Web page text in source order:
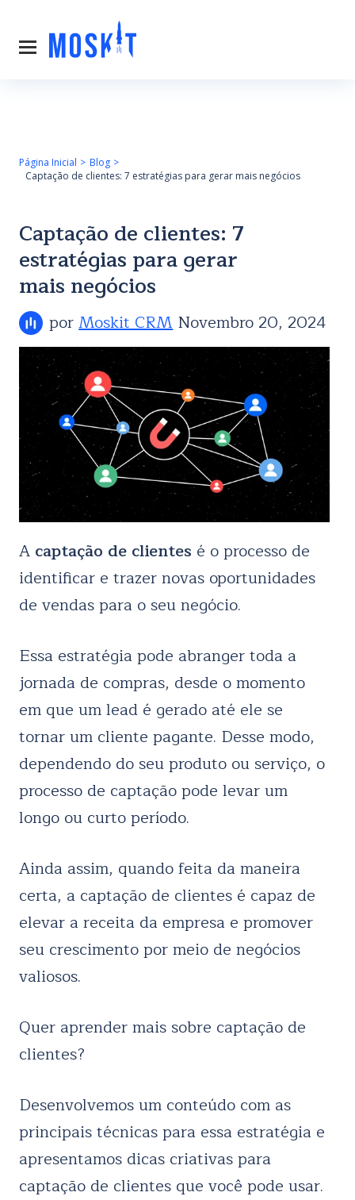
Página Inicial
Blog
Captação de clientes: 7 estratégias para gerar mais negócios
Captação de clientes: 7
estratégias para gerar
mais negócios
porMoskit CRM Novembro 20, 2024
A captação de clientes é o processo de
identificar e trazer novas oportunidades
de vendas para o seu negócio.
Essa estratégia pode abranger toda a
jornada de compras, desde o momento
em que um lead é gerado até ele se
tornar um cliente pagante. Desse modo,
dependendo do seu produto ou serviço, o
processo de captação pode levar um
longo ou curto período.
Ainda assim, quando feita da maneira
certa, a captação de clientes é capaz de
elevar a receita da empresa e promover
seu crescimento por meio de negócios
valiosos.
Quer aprender mais sobre captação de
clientes?
Desenvolvemos um conteúdo com as
principais técnicas para essa estratégia e
apresentamos dicas criativas para
captação de clientes que você pode usar.